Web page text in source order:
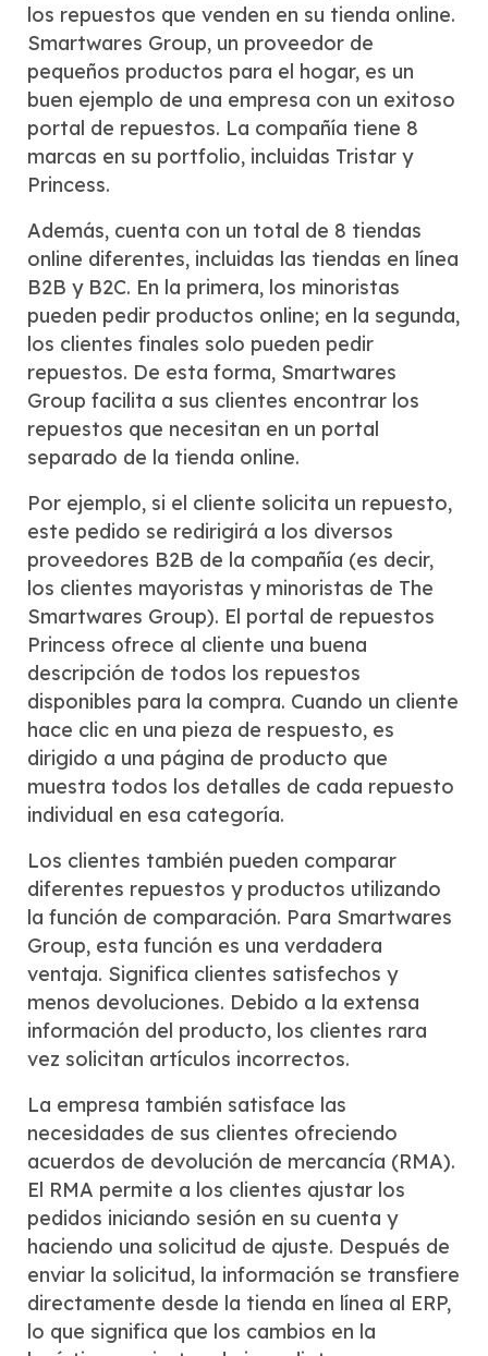
los repuestos que venden en su tienda online.
Smartwares Group, un proveedor de
pequeños productos para el hogar, es un
buen ejemplo de una empresa con un exitoso
portal de repuestos. La compañía tiene 8
marcas en su portfolio, incluidas Tristar y
Princess.
Además, cuenta con un total de 8 tiendas
online diferentes, incluidas las tiendas en línea
B2B y B2C. En la primera, los minoristas
pueden pedir productos online; en la segunda,
los clientes finales solo pueden pedir
repuestos. De esta forma, Smartwares
Group facilita a sus clientes encontrar los
repuestos que necesitan en un portal
separado de la tienda online.
Por ejemplo, si el cliente solicita un repuesto,
este pedido se redirigirá a los diversos
proveedores B2B de la compañía (es decir,
los clientes mayoristas y minoristas de The
Smartwares Group). El portal de repuestos
Princess ofrece al cliente una buena
descripción de todos los repuestos
disponibles para la compra. Cuando un cliente
hace clic en una pieza de respuesto, es
dirigido a una página de producto que
muestra todos los detalles de cada repuesto
individual en esa categoría.
Los clientes también pueden comparar
diferentes repuestos y productos utilizando
la función de comparación. Para Smartwares
Group, esta función es una verdadera
ventaja. Significa clientes satisfechos y
menos devoluciones. Debido a la extensa
información del producto, los clientes rara
vez solicitan artículos incorrectos.
La empresa también satisface las
necesidades de sus clientes ofreciendo
acuerdos de devolución de mercancía (RMA).
El RMA permite a los clientes ajustar los
pedidos iniciando sesión en su cuenta y
haciendo una solicitud de ajuste. Después de
enviar la solicitud, la información se transfiere
directamente desde la tienda en línea al ERP,
lo que significa que los cambios en la